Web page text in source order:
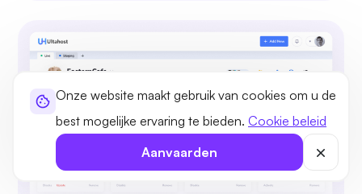
Onze website maakt gebruik van cookies om u de
best mogelijke ervaring te bieden. Cookie beleid
Aanvaarden